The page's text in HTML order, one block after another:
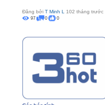
Đăng bởi T Minh L 102 tháng trước
97 0 0